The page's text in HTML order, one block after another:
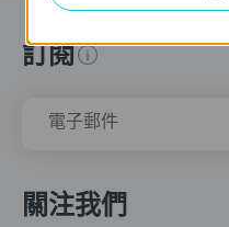
訂閱
電子郵件
關注我們